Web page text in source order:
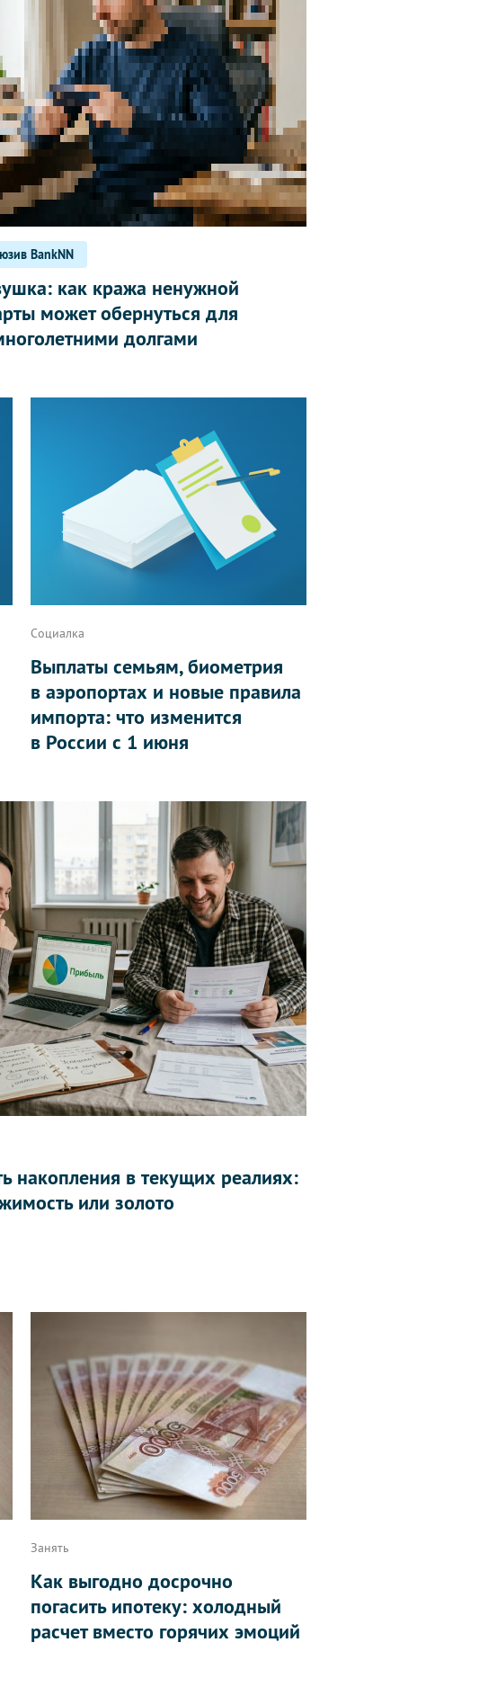
BankNN
как кража ненужной
может обернуться для
долгами
Социалка
Выплаты семьям, биометрия
в аэропортах и новые правила
импорта: что изменится
в России с 1 июня
накопления в текущих реалиях:
или золото
Занять
Как выгодно досрочно
погасить ипотеку: холодный
расчет вместо горячих эмоций